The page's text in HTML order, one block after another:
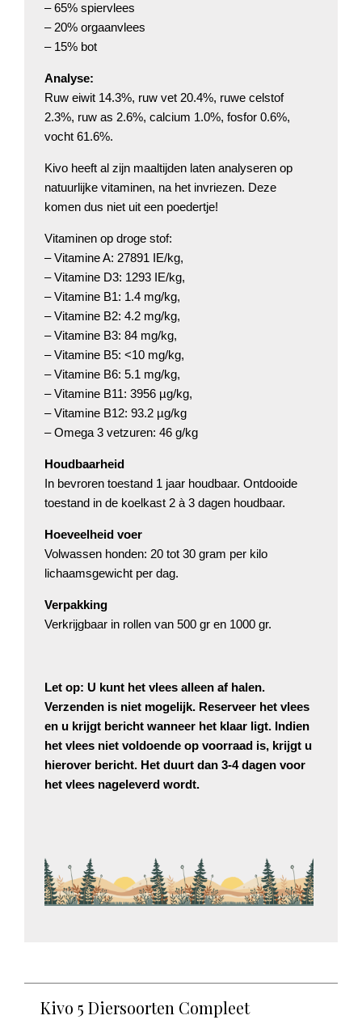
– 65% spiervlees
– 20% orgaanvlees
– 15% bot
Analyse:
Ruw eiwit 14.3%, ruw vet 20.4%, ruwe celstof
2.3%, ruw as 2.6%, calcium 1.0%, fosfor 0.6%,
vocht 61.6%.
Kivo heeft al zijn maaltijden laten analyseren op
natuurlijke vitaminen, na het invriezen. Deze
komen dus niet uit een poedertje!
Vitaminen op droge stof:
– Vitamine A: 27891 IE/kg,
– Vitamine D3: 1293 IE/kg,
– Vitamine B1: 1.4 mg/kg,
– Vitamine B2: 4.2 mg/kg,
– Vitamine B3: 84 mg/kg,
– Vitamine B5: <10 mg/kg,
– Vitamine B6: 5.1 mg/kg,
– Vitamine B11: 3956 µg/kg,
– Vitamine B12: 93.2 µg/kg
– Omega 3 vetzuren: 46 g/kg
Houdbaarheid
In bevroren toestand 1 jaar houdbaar. Ontdooide
toestand in de koelkast 2 à 3 dagen houdbaar.
Hoeveelheid voer
Volwassen honden: 20 tot 30 gram per kilo
lichaamsgewicht per dag.
Verpakking
Verkrijgbaar in rollen van 500 gr en 1000 gr.
Let op: U kunt het vlees alleen af halen.
Verzenden is niet mogelijk. Reserveer het vlees
en u krijgt bericht wanneer het klaar ligt. Indien
het vlees niet voldoende op voorraad is, krijgt u
hierover bericht. Het duurt dan 3-4 dagen voor
het vlees nageleverd wordt.
Kivo 5 Diersoorten Compleet